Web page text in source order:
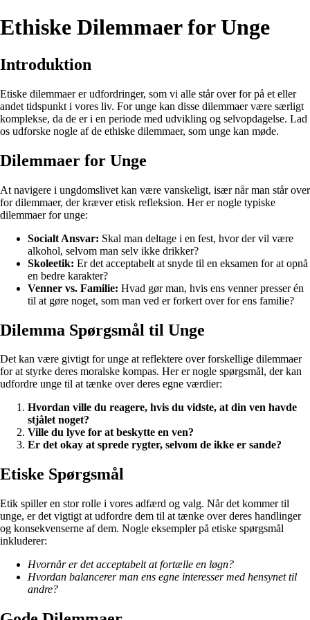
Ethiske Dilemmaer for Unge
Introduktion
Etiske dilemmaer er udfordringer, som vi alle står over for på et eller
andet tidspunkt i vores liv. For unge kan disse dilemmaer være særligt
komplekse, da de er i en periode med udvikling og selvopdagelse. Lad
os udforske nogle af de ethiske dilemmaer, som unge kan møde.
Dilemmaer for Unge
At navigere i ungdomslivet kan være vanskeligt, især når man står over
for dilemmaer, der kræver etisk refleksion. Her er nogle typiske
dilemmaer for unge:
Socialt Ansvar: Skal man deltage i en fest, hvor der vil være
alkohol, selvom man selv ikke drikker?
Skoleetik: Er det acceptabelt at snyde til en eksamen for at opnå
en bedre karakter?
Venner vs. Familie: Hvad gør man, hvis ens venner presser én
til at gøre noget, som man ved er forkert over for ens familie?
Dilemma Spørgsmål til Unge
Det kan være givtigt for unge at reflektere over forskellige dilemmaer
for at styrke deres moralske kompas. Her er nogle spørgsmål, der kan
udfordre unge til at tænke over deres egne værdier:
Hvordan ville du reagere, hvis du vidste, at din ven havde
stjålet noget?
Ville du lyve for at beskytte en ven?
Er det okay at sprede rygter, selvom de ikke er sande?
Etiske Spørgsmål
Etik spiller en stor rolle i vores adfærd og valg. Når det kommer til
unge, er det vigtigt at udfordre dem til at tænke over deres handlinger
og konsekvenserne af dem. Nogle eksempler på etiske spørgsmål
inkluderer:
Hvornår er det acceptabelt at fortælle en løgn?
Hvordan balancerer man ens egne interesser med hensynet til
andre?